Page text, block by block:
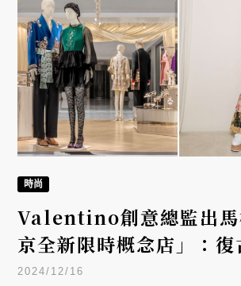
時尚
Valentino創意總監出馬
京全新限時概念店」：復
織的夢幻空間
2024/12/16